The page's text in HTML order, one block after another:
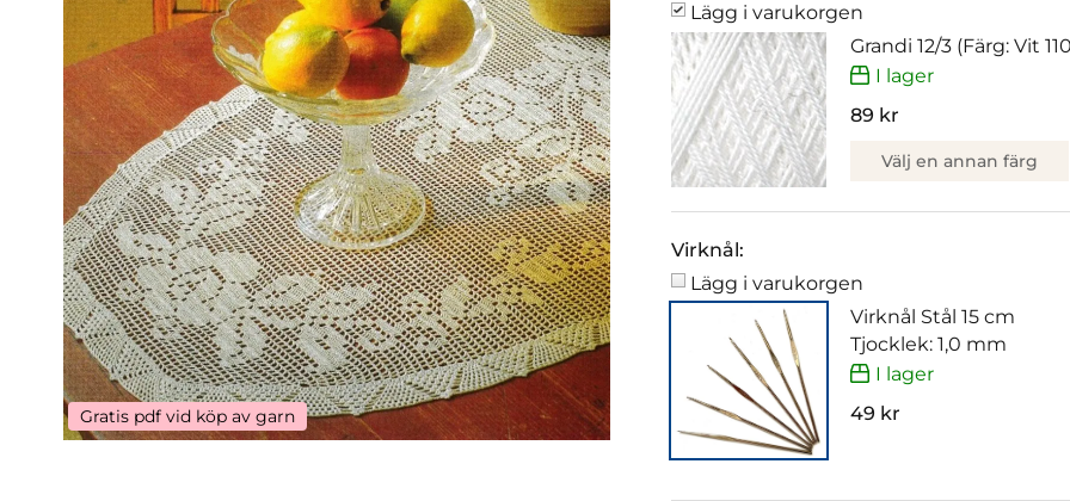
Gratis pdf vid köp av garn
Lägg i varukorgen
Grandi 12/3 (Färg: Vit
I lager
89 kr
Välj en annan färg
Virknål:
Lägg i varukorgen
Virknål Stål 15 cm
Tjocklek: 1,0 mm
I lager
49 kr